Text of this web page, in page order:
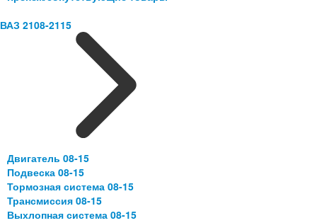
ВАЗ 2108-2115
Двигатель 08-15
Подвеска 08-15
Тормозная система 08-15
Трансмиссия 08-15
Выхлопная система 08-15